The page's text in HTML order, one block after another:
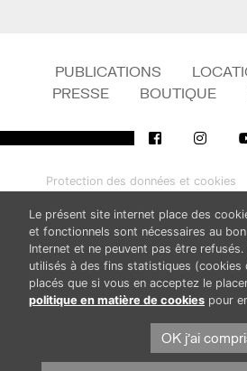
PUBLICATIONS
PRESSE
BOUTIQUE
Protection des données et cookies
Le présent site internet place des
et fonctionnels sont nécessaires au
Internet et ne peuvent pas être refusés.
utilisés à des fins statistiques (cookies
placés que si vous en acceptez le
politique en matière de cookies pour
OK j'ai